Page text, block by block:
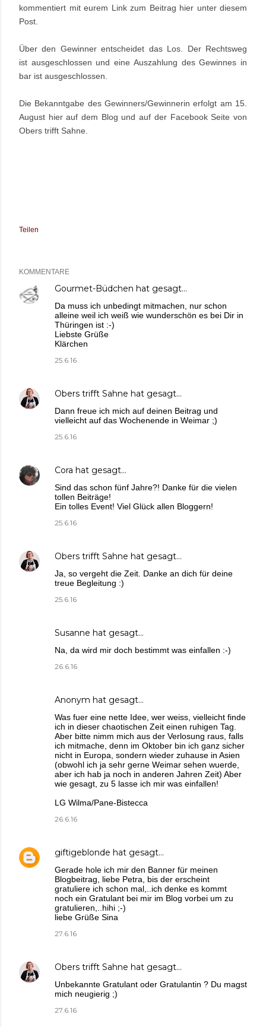
kommentiert mit eurem Link zum Beitrag hier unter diesem
Post.
Über den Gewinner entscheidet das Los. Der Rechtsweg
ist ausgeschlossen und eine Auszahlung des Gewinnes in
bar ist ausgeschlossen.
Die Bekanntgabe des Gewinners/Gewinnerin erfolgt am 15.
August hier auf dem Blog und auf der Facebook Seite von
Obers trifft Sahne.
Teilen
KOMMENTARE
Gourmet-Büdchen hat gesagt…
Da muss ich unbedingt mitmachen, nur schon
alleine weil ich weiß wie wunderschön es bei Dir in
Thüringen ist :-)
Liebste Grüße
Klärchen
25.6.16
Obers trifft Sahne hat gesagt…
Dann freue ich mich auf deinen Beitrag und
vielleicht auf das Wochenende in Weimar ;)
25.6.16
Cora hat gesagt…
Sind das schon fünf Jahre?! Danke für die vielen
tollen Beiträge!
Ein tolles Event! Viel Glück allen Bloggern!
25.6.16
Obers trifft Sahne hat gesagt…
Ja, so vergeht die Zeit. Danke an dich für deine
treue Begleitung :)
25.6.16
Susanne hat gesagt…
Na, da wird mir doch bestimmt was einfallen :-)
26.6.16
Anonym hat gesagt…
Was fuer eine nette Idee, wer weiss, vielleicht finde
ich in dieser chaotischen Zeit einen ruhigen Tag.
Aber bitte nimm mich aus der Verlosung raus, falls
ich mitmache, denn im Oktober bin ich ganz sicher
nicht in Europa, sondern wieder zuhause in Asien
(obwohl ich ja sehr gerne Weimar sehen wuerde,
aber ich hab ja noch in anderen Jahren Zeit) Aber
wie gesagt, zu 5 lasse ich mir was einfallen!
LG Wilma/Pane-Bistecca
26.6.16
giftigeblonde hat gesagt…
Gerade hole ich mir den Banner für meinen
Blogbeitrag, liebe Petra, bis der erscheint
gratuliere ich schon mal,..ich denke es kommt
noch ein Gratulant bei mir im Blog vorbei um zu
gratulieren,..hihi ;-)
liebe Grüße Sina
27.6.16
Obers trifft Sahne hat gesagt…
Unbekannte Gratulant oder Gratulantin ? Du magst
mich neugierig ;)
27.6.16